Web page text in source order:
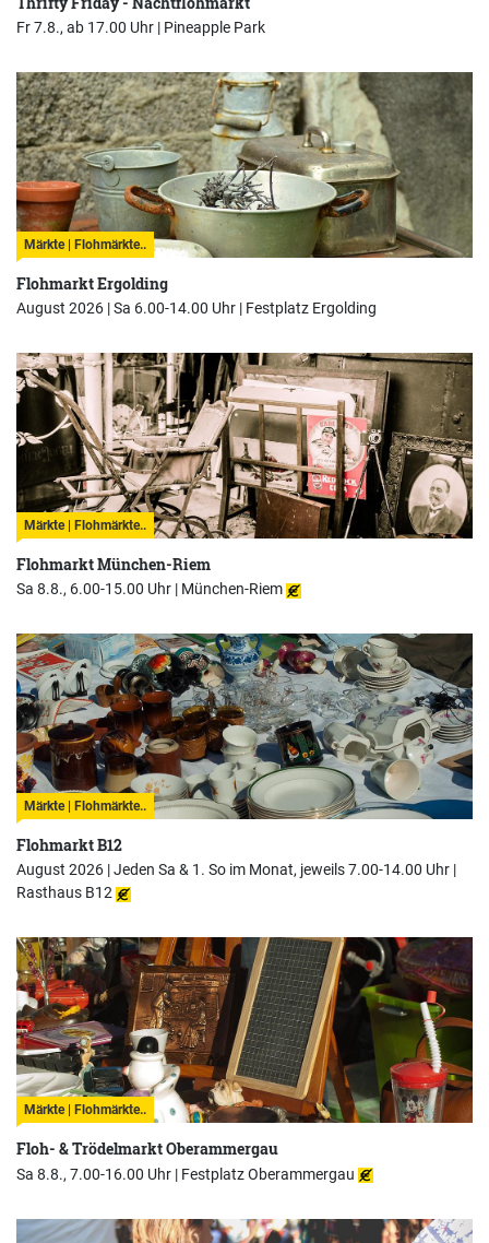
Fr 7.8., ab 17.00 Uhr | Pineapple Park
Märkte | Flohmärkte..
Flohmarkt Ergolding
August 2026 | Sa 6.00-14.00 Uhr | Festplatz Ergolding
Märkte | Flohmärkte..
Flohmarkt München-Riem
Sa 8.8., 6.00-15.00 Uhr | München-Riem
Märkte | Flohmärkte..
Flohmarkt B12
August 2026 | Jeden Sa & 1. So im Monat, jeweils 7.00-14.00 Uhr |
Rasthaus B12
Märkte | Flohmärkte..
Floh- & Trödelmarkt Oberammergau
Sa 8.8., 7.00-16.00 Uhr | Festplatz Oberammergau